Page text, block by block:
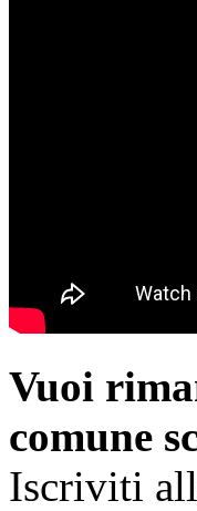
Vuoi
comune
Iscriviti